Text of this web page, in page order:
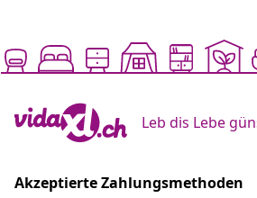
Leb dis Lebe
Akzeptierte Zahlungsmethoden